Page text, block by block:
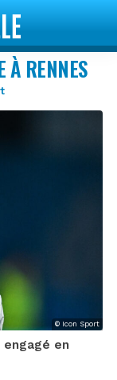
À RENNES
© Icon Sport
en